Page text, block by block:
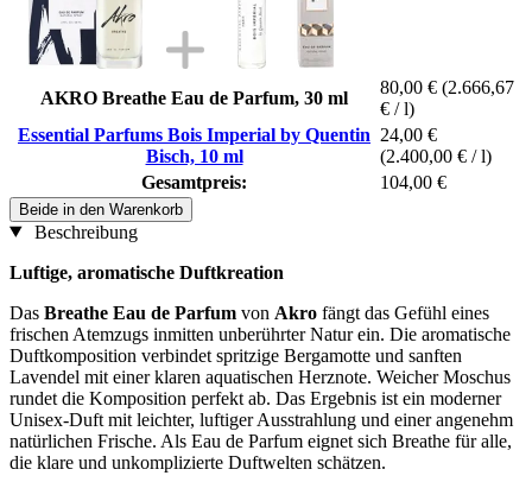
AKRO Breathe Eau de Parfum, 30 ml
80,00 € (2.666,67
€ / l)
Essential Parfums Bois Imperial by Quentin
Bisch, 10 ml
24,00 €
(2.400,00 € / l)
Gesamtpreis:
104,00 €
Beide in den Warenkorb
Beschreibung
Luftige, aromatische Duftkreation
Das Breathe Eau de Parfum von Akro fängt das Gefühl eines
frischen Atemzugs inmitten unberührter Natur ein. Die aromatische
Duftkomposition verbindet spritzige Bergamotte und sanften
Lavendel mit einer klaren aquatischen Herznote. Weicher Moschus
rundet die Komposition perfekt ab. Das Ergebnis ist ein moderner
Unisex-Duft mit leichter, luftiger Ausstrahlung und einer angenehm
natürlichen Frische. Als Eau de Parfum eignet sich Breathe für alle,
die klare und unkomplizierte Duftwelten schätzen.